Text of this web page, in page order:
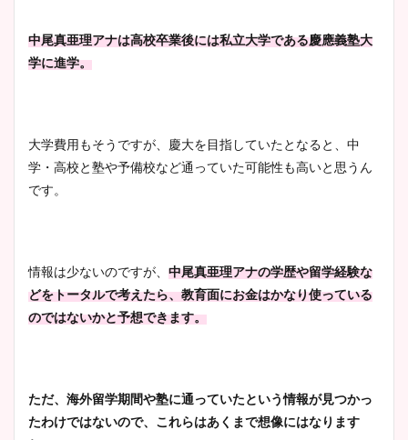
中尾真亜理アナは高校卒業後には私立大学である慶應義塾大
学に進学。
大学費用もそうですが、慶大を目指していたとなると、中
学・高校と塾や予備校など通っていた可能性も高いと思うん
です。
情報は少ないのですが、 中尾真亜理アナの学歴や留学経験な
どをトータルで考えたら、教育面にお金はかなり使っている
のではないかと予想できます。
ただ、海外留学期間や塾に通っていたという情報が見つかっ
たわけではないので、これらはあくまで想像にはなります